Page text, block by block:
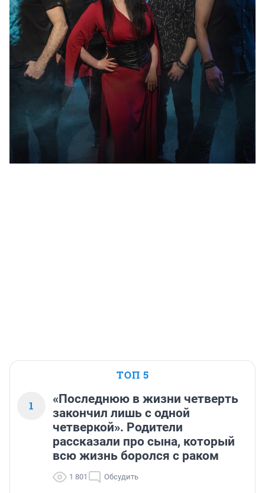
ТОП 5
1
«Последнюю в жизни четверть
закончил лишь с одной
четверкой». Родители
рассказали про сына, который
всю жизнь боролся с раком
1 801 Обсудить